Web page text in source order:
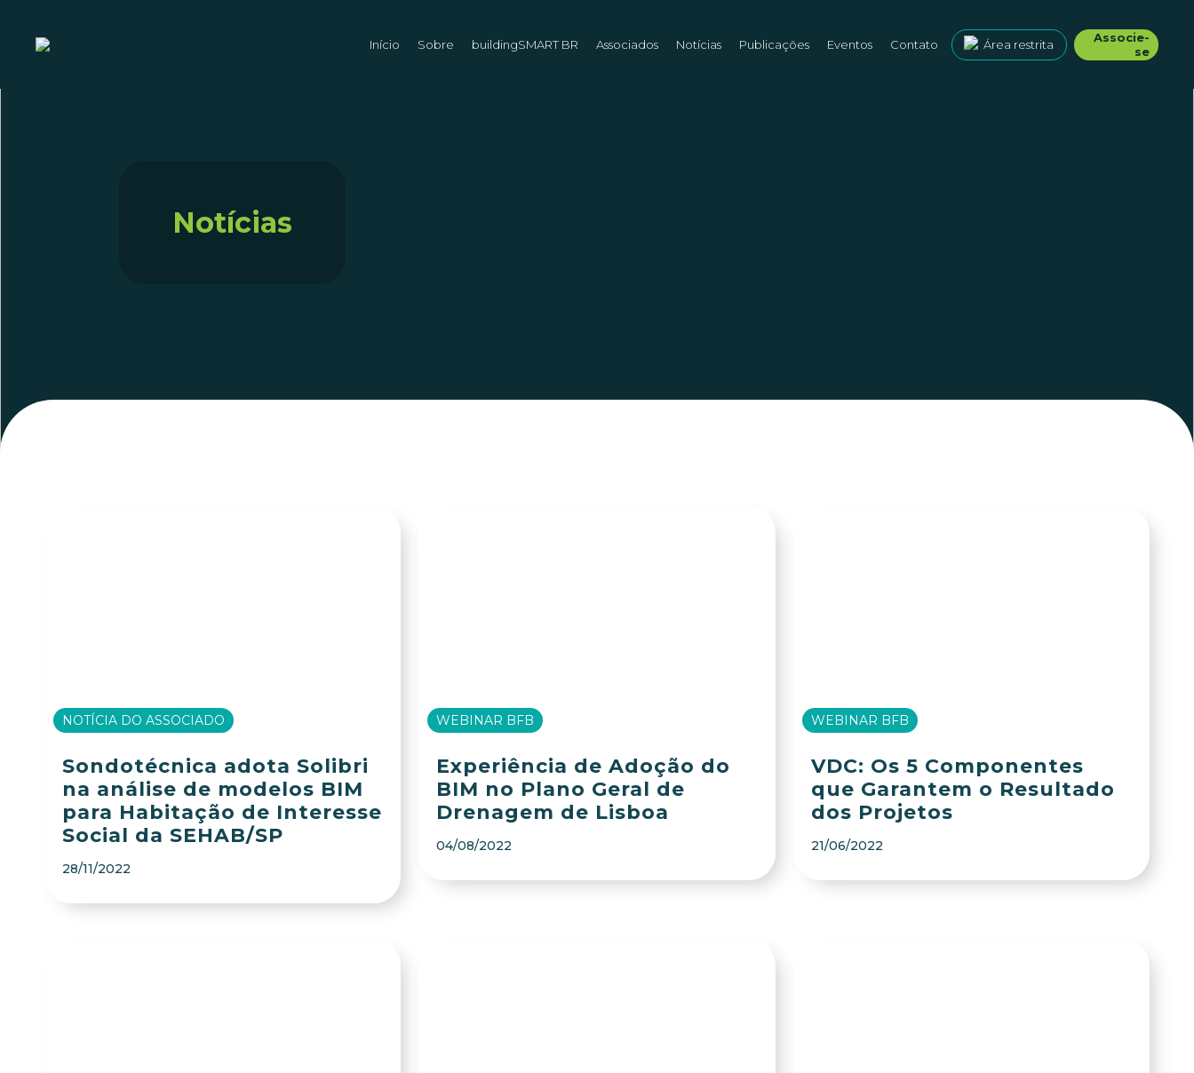
Início Sobre buildingSMART BR Associados Notícias Publicações Eventos Contato Área restrita
Associe-
se
Notícias
NOTÍCIA DO ASSOCIADO
Sondotécnica adota Solibri
na análise de modelos BIM
para Habitação de Interesse
Social da SEHAB/SP
28/11/2022
WEBINAR BFB
Experiência de Adoção do
BIM no Plano Geral de
Drenagem de Lisboa
04/08/2022
WEBINAR BFB
VDC: Os 5 Componentes
que Garantem o Resultado
dos Projetos
21/06/2022